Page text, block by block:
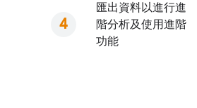
匯出資料以進行進
階分析及使用進階
功能